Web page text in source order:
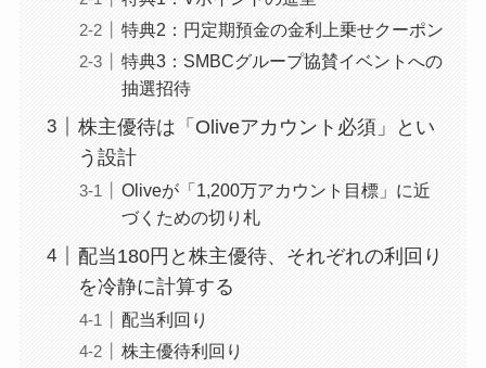
特典2：円定期預金の金利上乗せクーポン
特典3：SMBCグループ協賛イベントへの
抽選招待
株主優待は「Oliveアカウント必須」とい
う設計
Oliveが「1,200万アカウント目標」に近
づくための切り札
配当180円と株主優待、それぞれの利回り
を冷静に計算する
配当利回り
株主優待利回り